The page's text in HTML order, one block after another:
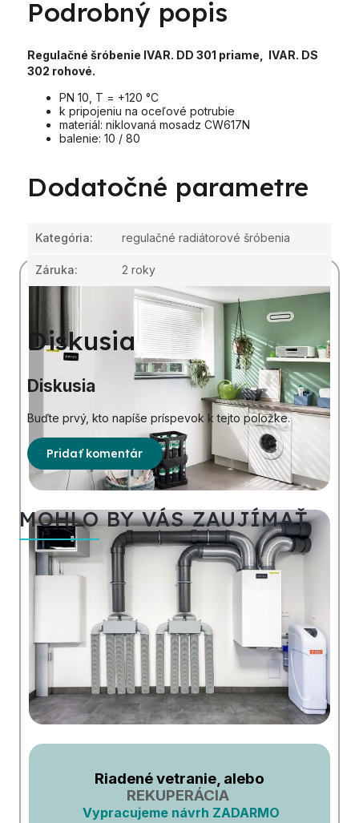
Podrobný popis
Regulačné šróbenie IVAR. DD 301 priame,
IVAR. DS
302 rohové.
PN 10, T = +120 °C
k pripojeniu na oceľové potrubie
materiál: niklovaná mosadz CW617N
balenie: 10 / 80
Dodatočné parametre
Kategória: regulačné radiátorové šróbenia
Záruka: 2 roky
Diskusia
Diskusia
Buďte prvý, kto napíše príspevok k tejto položke.
Pridať komentár
MOHLO BY VÁS ZAUJÍMAŤ
Riadené vetranie, alebo
REKUPERÁCIA
Vypracujeme návrh ZADARMO